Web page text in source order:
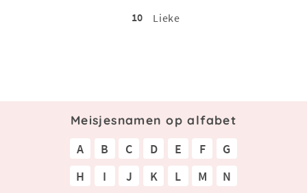
10
Lieke
Meisjesnamen op alfabet
A B C D E F
G
H
I J K L M
N